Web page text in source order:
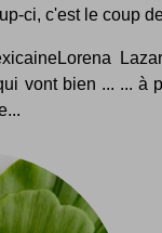
ci, c'est le coup
vont bien ... ... à